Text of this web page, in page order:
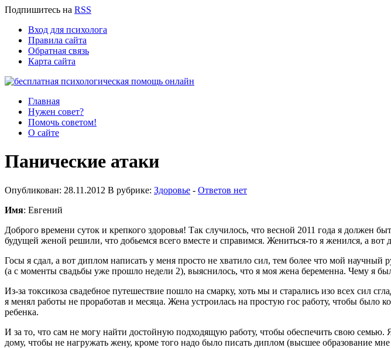
Подпишитесь на RSS
Вход для психолога
Правила сайта
Обратная связь
Карта сайта
Главная
Нужен совет?
Помочь советом!
О сайте
Панические атаки
Опубликован: 28.11.2012 В рубрике: Здоровье - Ответов нет
Имя: Евгений
Доброго времени суток и крепкого здоровья! Так случилось, что весной 2011 года я должен
будущей женой решили, что добьемся всего вместе и справимся. Жениться-то я женился, а
Госы я сдал, а вот диплом написать у меня просто не хватило сил, тем более что мой
(а с моменты свадьбы уже прошло недели 2), выяснилось, что я моя жена беременна. Чему я
Из-за токсикоза свадебное путешествие пошло на смарку, хоть мы и старались изо всех сил
я менял работы не проработав и месяца. Жена устроилась на простую гос работу, чтобы было
ребенка.
И за то, что сам не могу найти достойную подходящую работу, чтобы обеспечить свою
дому, чтобы не нагружать жену, кроме того надо было писать диплом (высшее образование